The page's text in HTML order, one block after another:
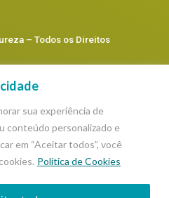
sua experiência de
conteúdo personalizado e
em “Aceitar todos”, você
Política de Cookies
– Todos os Direitos
apresentados neste “site”
efetuadas no ato da sua
à vista somente para
bancário. * O preço dos
dentro de cada categoria,